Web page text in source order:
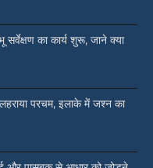
का कार्य शुरू, जाने क्या
परचम, इलाके में जश्न का